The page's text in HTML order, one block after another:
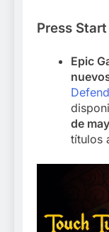
Press
Epic
de
títulos